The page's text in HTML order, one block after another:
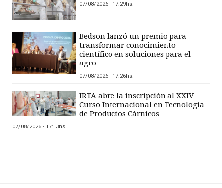
07/08/2026 - 17:29hs.
Bedson lanzó un premio para
transformar conocimiento
científico en soluciones para el
agro
07/08/2026 - 17:26hs.
IRTA abre la inscripción al XXIV
Curso Internacional en Tecnología
de Productos Cárnicos
07/08/2026 - 17:13hs.